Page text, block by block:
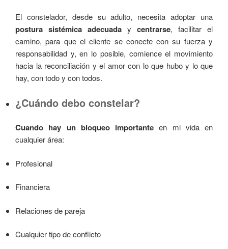
El constelador, desde su adulto, necesita adoptar una
postura sistémica adecuada y centrarse, facilitar el
camino, para que el cliente se conecte con su fuerza y
responsabilidad y, en lo posible, comience el movimiento
hacia la reconciliación y el amor con lo que hubo y lo que
hay, con todo y con todos.
¿Cuándo debo constelar?
Cuando hay un bloqueo importante en mi vida en
cualquier área:
Profesional
Financiera
Relaciones de pareja
Cualquier tipo de conflicto